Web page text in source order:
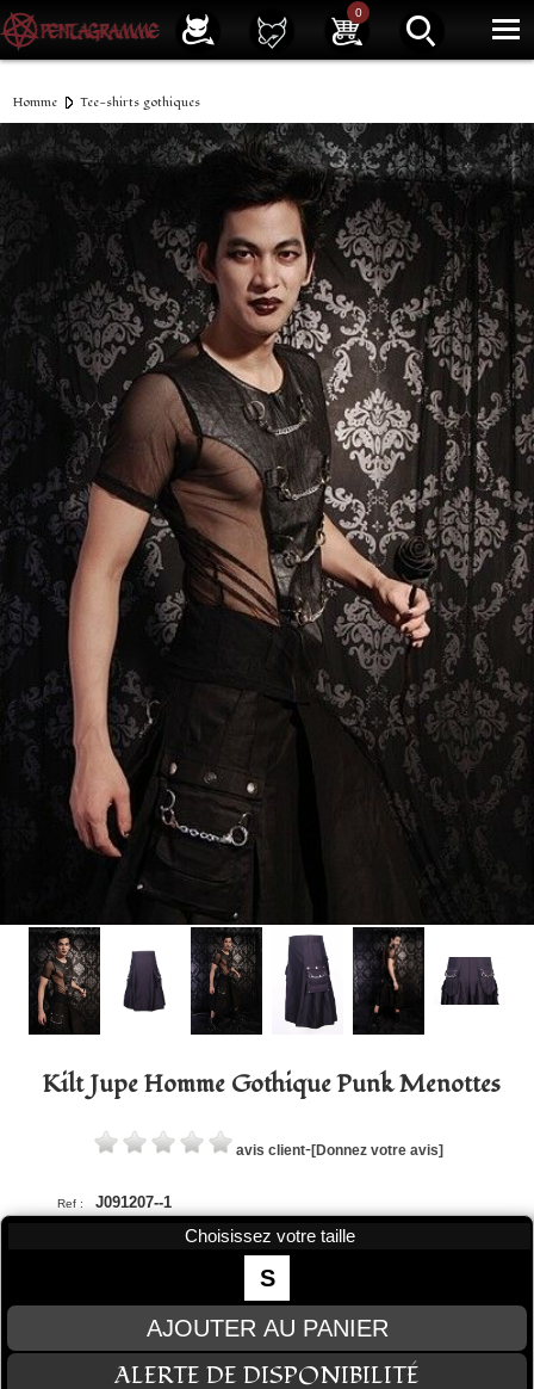
0
Service client 01 40 39 07 94
Newsletter | | Facebook | Instagram
|
Homme Tee-shirts gothiques
Kilt Jupe Homme Gothique Punk Menottes
avis client-[Donnez votre avis]
Ref : J091207--1
Choisissez votre taille
S